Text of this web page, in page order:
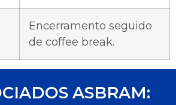
Encerramento seguido
de coffee break.
ASBRAM: